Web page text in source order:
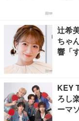
辻希
ちゃ
響「
KEY
ろし
ーマ